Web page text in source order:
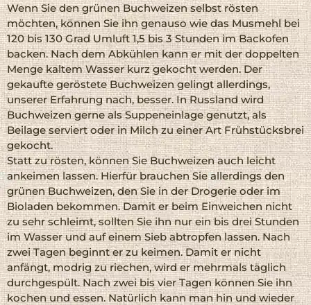
Wenn Sie den grünen Buchweizen selbst rösten
möchten, können Sie ihn genauso wie das Musmehl bei
120 bis 130 Grad Umluft 1,5 bis 3 Stunden im Backofen
backen. Nach dem Abkühlen kann er mit der doppelten
Menge kaltem Wasser kurz gekocht werden. Der
gekaufte geröstete Buchweizen gelingt allerdings,
unserer Erfahrung nach, besser. In Russland wird
Buchweizen gerne als Suppeneinlage genutzt, als
Beilage serviert oder in Milch zu einer Art Frühstücksbrei
gekocht.
Statt zu rösten, können Sie Buchweizen auch leicht
ankeimen lassen. Hierfür brauchen Sie allerdings den
grünen Buchweizen, den Sie in der Drogerie oder im
Bioladen bekommen. Damit er beim Einweichen nicht
zu sehr schleimt, sollten Sie ihn nur ein bis drei Stunden
im Wasser und auf einem Sieb abtropfen lassen. Nach
zwei Tagen beginnt er zu keimen. Damit er nicht
anfängt, modrig zu riechen, wird er mehrmals täglich
durchgespült. Nach zwei bis vier Tagen können Sie ihn
kochen und essen. Natürlich kann man hin und wieder